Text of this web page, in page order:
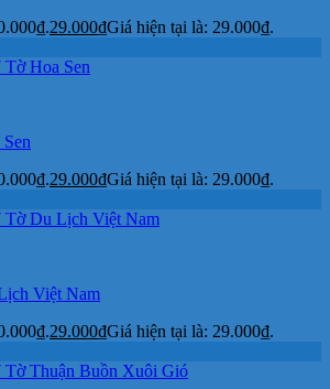
29.000₫Giá hiện tại là: 29.000₫.
29.000₫Giá hiện tại là: 29.000₫.
Việt Nam
29.000₫Giá hiện tại là: 29.000₫.